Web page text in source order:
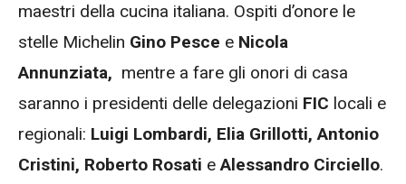
maestri della cucina italiana. Ospiti d’onore le
stelle Michelin Gino Pesce e Nicola
Annunziata, mentre a fare gli onori di casa
saranno i presidenti delle delegazioni FIC locali e
regionali: Luigi Lombardi, Elia Grillotti, Antonio
Cristini, Roberto Rosati eAlessandro Circiello.